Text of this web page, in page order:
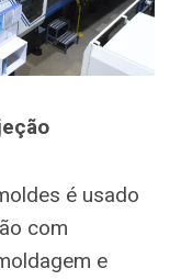
é usado
com
e